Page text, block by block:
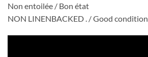
Non entoilée / Bon état
NON LINENBACKED . / Good condition